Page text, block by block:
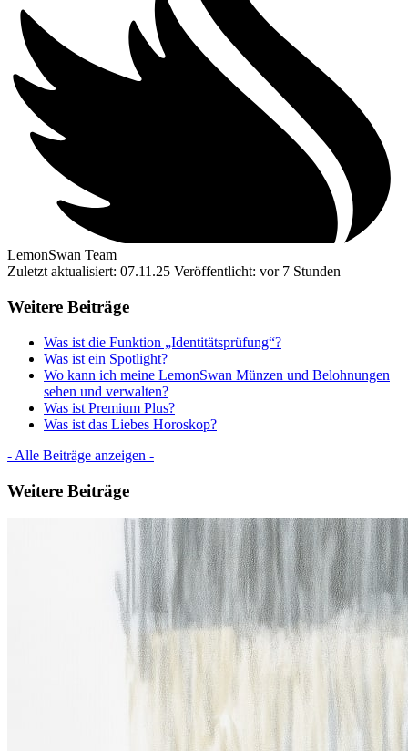
LemonSwan Team
Zuletzt aktualisiert: 07.11.25 Veröffentlicht: vor 7 Stunden
Weitere Beiträge
Was ist die Funktion „Identitätsprüfung“?
Was ist ein Spotlight?
Wo kann ich meine LemonSwan Münzen und Belohnungen
sehen und verwalten?
Was ist Premium Plus?
Was ist das Liebes Horoskop?
- Alle Beiträge anzeigen -
Weitere Beiträge